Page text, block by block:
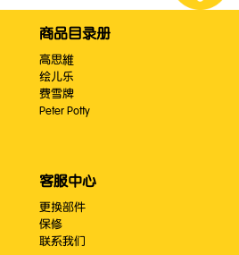
商品目录册
高思維
绘儿乐
费雪牌
Peter Potty
客服中心
更换部件
保修
联系我们